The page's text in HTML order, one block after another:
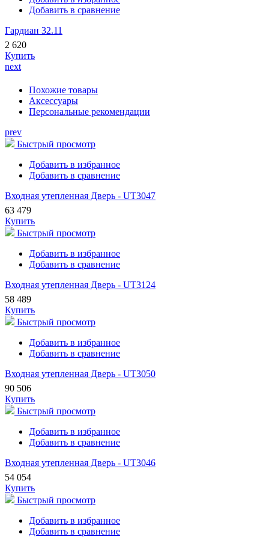
Добавить в сравнение
Гардиан 32.11
2 620
Купить
next
Похожие товары
Аксессуары
Персональные рекомендации
prev
Быстрый просмотр
Добавить в избранное
Добавить в сравнение
Входная утепленная Дверь - UT3047
63 479
Купить
Быстрый просмотр
Добавить в избранное
Добавить в сравнение
Входная утепленная Дверь - UT3124
58 489
Купить
Быстрый просмотр
Добавить в избранное
Добавить в сравнение
Входная утепленная Дверь - UT3050
90 506
Купить
Быстрый просмотр
Добавить в избранное
Добавить в сравнение
Входная утепленная Дверь - UT3046
54 054
Купить
Быстрый просмотр
Добавить в избранное
Добавить в сравнение